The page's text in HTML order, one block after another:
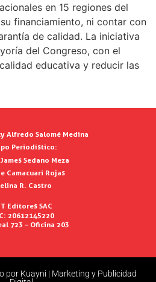
en 15 regiones del
financiamiento, ni contar con
de calidad. La iniciativa
del Congreso, con el
educativa y reducir las
Alfredo Salomé Medina
Periodístico:
Sedano Meza
Camacuari Rojas
R. Castro
Editores SAC
20612145220
723 – Oficina 203
por Kuayni | Marketing y Publicidad